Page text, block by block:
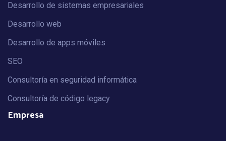
Desarrollo de sistemas empresariales
Desarrollo web
Desarrollo de apps móviles
SEO
Consultoría en seguridad informática
Consultoría de código legacy
Empresa